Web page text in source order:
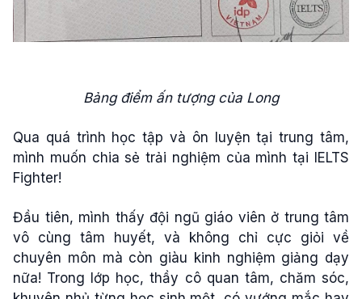
Bảng điểm ấn tượng của Long
Qua quá trình học tập và ôn luyện tại trung tâm,
mình muốn chia sẻ trải nghiệm của mình tại IELTS
Fighter!
Đầu tiên, mình thấy đội ngũ giáo viên ở trung tâm
vô cùng tâm huyết, và không chỉ cực giỏi về
chuyên môn mà còn giàu kinh nghiệm giảng dạy
nữa! Trong lớp học, thầy cô quan tâm, chăm sóc,